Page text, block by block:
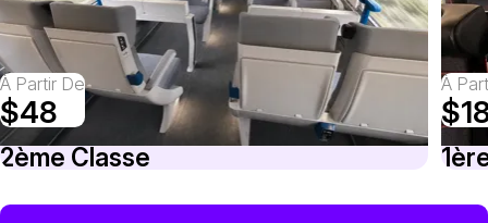
À Partir De
$48
2ème Classe
À